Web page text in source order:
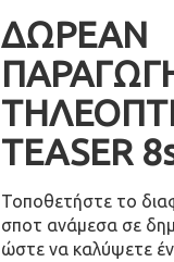
ΔΩΡΕΑΝ
TEASER
Τοποθετήστε το
σποτ ανάμεσα σε
ώστε να καλύψετε